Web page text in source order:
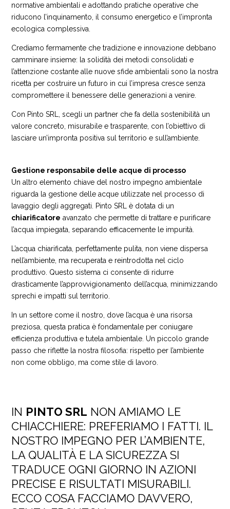
normative ambientali e adottando pratiche operative che
riducono l’inquinamento, il consumo energetico e l’impronta
ecologica complessiva.
Crediamo fermamente che tradizione e innovazione debbano
camminare insieme: la solidità dei metodi consolidati e
l’attenzione costante alle nuove sfide ambientali sono la nostra
ricetta per costruire un futuro in cui l’impresa cresce senza
compromettere il benessere delle generazioni a venire.
Con Pinto SRL, scegli un partner che fa della sostenibilità un
valore concreto, misurabile e trasparente, con l’obiettivo di
lasciare un’impronta positiva sul territorio e sull’ambiente.
Gestione responsabile delle acque di processo
Un altro elemento chiave del nostro impegno ambientale
riguarda la gestione delle acque utilizzate nel processo di
lavaggio degli aggregati. Pinto SRL è dotata di un
chiarificatore avanzato che permette di trattare e purificare
l’acqua impiegata, separando efficacemente le impurità.
L’acqua chiarificata, perfettamente pulita, non viene dispersa
nell’ambiente, ma recuperata e reintrodotta nel ciclo
produttivo. Questo sistema ci consente di ridurre
drasticamente l’approvvigionamento dell’acqua, minimizzando
sprechi e impatti sul territorio.
In un settore come il nostro, dove l’acqua è una risorsa
preziosa, questa pratica è fondamentale per coniugare
efficienza produttiva e tutela ambientale. Un piccolo grande
passo che riflette la nostra filosofia: rispetto per l’ambiente
non come obbligo, ma come stile di lavoro.
IN PINTO SRL NON AMIAMO LE
CHIACCHIERE: PREFERIAMO I FATTI. IL
NOSTRO IMPEGNO PER L’AMBIENTE,
LA QUALITÀ E LA SICUREZZA SI
TRADUCE OGNI GIORNO IN AZIONI
PRECISE E RISULTATI MISURABILI.
ECCO COSA FACCIAMO DAVVERO,